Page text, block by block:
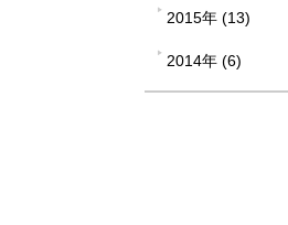
2015年 (13)
2014年 (6)